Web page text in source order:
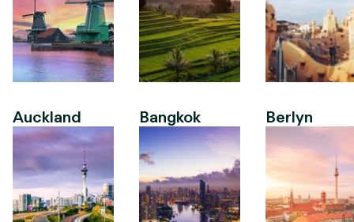
Auckland Bangkok Berlyn